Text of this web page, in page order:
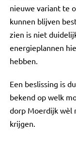
nieuwe variant te
kunnen blijven
zien is niet
energieplannen
hebben.
Een beslissing is
bekend op welk
dorp Moerdijk wèl
krijgen.